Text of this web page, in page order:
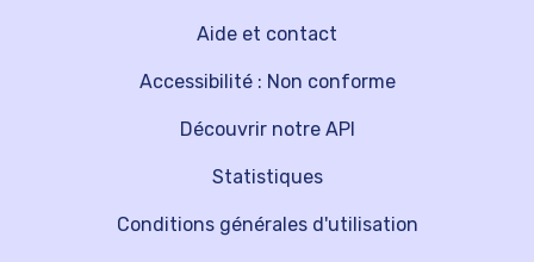
Découvrir notre API
Aide et contact
Statistiques
Accessibilité : Non conforme
Conditions générales d'utilisation